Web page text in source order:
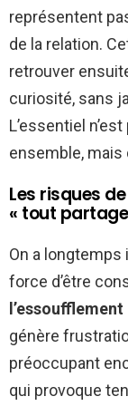
représentent
de la relation.
retrouver
curiosité, sans
L’essentiel
ensemble, mais
Les risques
« tout
On a longtemps
force d’être
l’essoufflement
génère
préoccupant
qui provoque